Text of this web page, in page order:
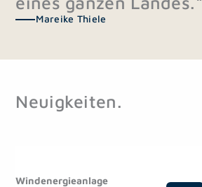
Mareike Thiele
Neuigkeiten.
Windenergieanlage